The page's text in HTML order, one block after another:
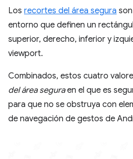
Los recortes del área segura
entorno que definen un
superior, derecho, inferior y
viewport.
Combinados, estos cuatro
del área seguraen el que es
para que no se obstruya con
de navegación de gestos de